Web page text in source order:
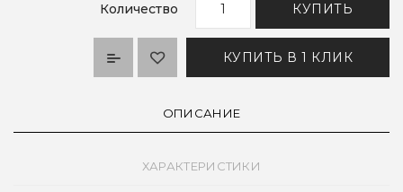
Количество КУПИТЬ
КУПИТЬ В 1 КЛИК
ОПИСАНИЕ
ХАРАКТЕРИСТИКИ